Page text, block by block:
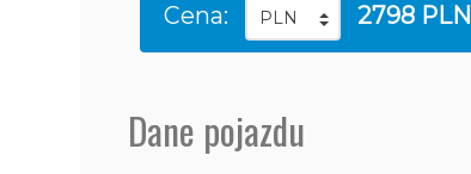
Cena: 2798 PLN
Dane pojazdu